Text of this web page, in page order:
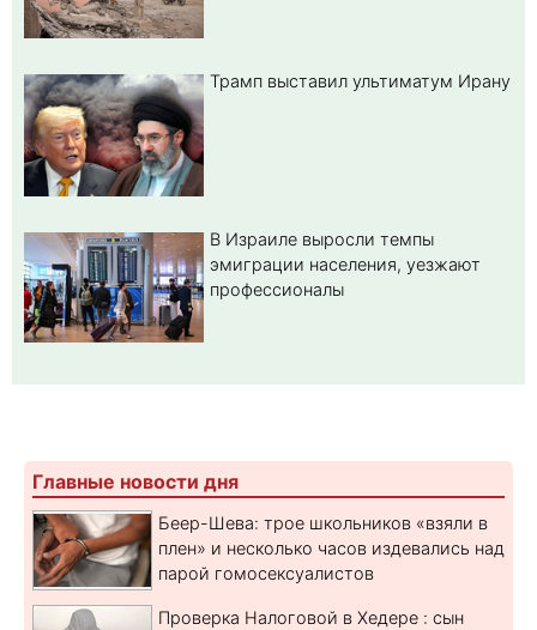
Трамп выставил ультиматум Ирану
В Израиле выросли темпы
эмиграции населения, уезжают
профессионалы
Главные новости дня
Беер-Шева: трое школьников «взяли в
плен» и несколько часов издевались над
парой гомосексуалистов
Проверка Налоговой в Хедере : сын